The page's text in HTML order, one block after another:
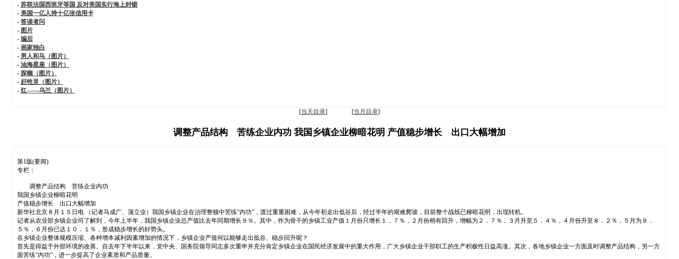
- 苏联法国西班牙等国 反对美国实行海上封锁
- 美国一亿人持十亿张信用卡
- 答读者问
- 图片
- 编后
- 画家独白
- 男人和马（图片）
- 油海星座（图片）
- 探幽（图片）
- 赶牲灵（图片）
- 红——乌兰（图片）
[当天目录] [当月目录]
调整产品结构 苦练企业内功 我国乡镇企业柳暗花明 产值稳步增长 出口大幅增加
第1版(要闻)
专栏：
调整产品结构 苦练企业内功
我国乡镇企业柳暗花明
产值稳步增长 出口大幅增加
新华社北京８月１５日电 （记者马成广、蒲立业）我国乡镇企业在治理整顿中苦练“内功”，渡过重重困难，从今年初走出低谷后，经过半年的艰难爬坡，目前整个战线已柳暗花明，出现转机。
记者从农业部乡镇企业司了解到，今年上半年，我国乡镇企业总产值比去年同期增长９％。其中，作为骨干的乡镇工业产值１月份只增长１．７％，２月份稍有回升，增幅为２．７％，３月升至５．４％，４月份升至８．２％，５月为９．
５％，６月份已达１０．１％，形成稳步增长的好势头。
在乡镇企业整体规模压缩、各种增本减利因素增加的情况下，乡镇企业产值何以能够走出低谷、稳步回升呢？
首先是得益于外部环境的改善。自去年下半年以来，党中央、国务院领导同志多次重申并充分肯定乡镇企业在国民经济发展中的重大作用，广大乡镇企业干部职工的生产积极性日益高涨。其次，各地乡镇企业一方面及时调整产品结构，另一方
面苦练“内功”，进一步提高了企业素质和产品质量。